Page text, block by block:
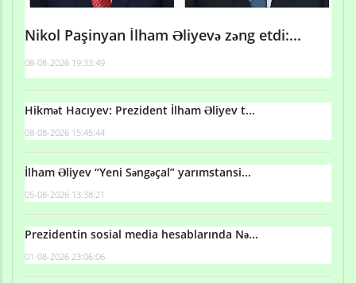
Nikol Paşinyan İlham Əliyevə zəng etdi:...
08-08-2026 19:33:49
Hikmət Hacıyev: Prezident İlham Əliyev t...
08-08-2026 15:45:44
İlham Əliyev “Yeni Səngəçal” yarımstansi...
05-08-2026 13:38:21
Prezidentin sosial media hesablarında Nə...
01-08-2026 23:06:06